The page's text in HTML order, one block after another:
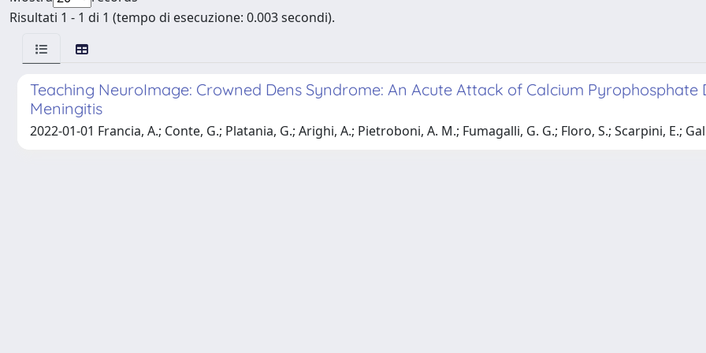
Risultati 1 - 1 di 1 (tempo di esecuzione: 0.003 secondi).
Teaching NeuroImage: Crowned Dens Syndrome: An Acute Attack of Calcium Pyrophosphate
Meningitis
2022-01-01 Francia, A.; Conte, G.; Platania, G.; Arighi, A.; Pietroboni, A. M.; Fumagalli, G. G.; Floro, S.; Scarpini, E.;